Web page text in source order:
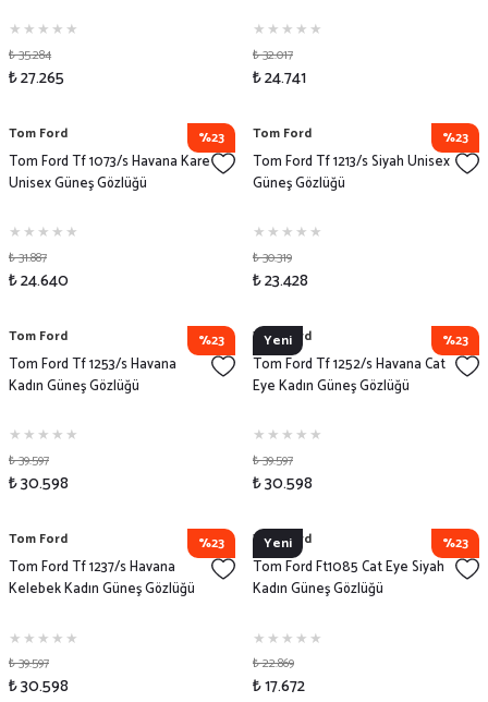
₺ 35.284
₺ 27.265
₺ 32.017
₺ 24.741
%23
Tom Ford
Tom Ford Tf 1073/s Havana Kare
Unisex Güneş Gözlüğü
₺ 31.887
₺ 24.640
%23
Tom Ford
Tom Ford Tf 1213/s Siyah Unisex
Güneş Gözlüğü
₺ 30.319
₺ 23.428
%23
Tom Ford
Tom Ford Tf 1253/s Havana
Kadın Güneş Gözlüğü
₺ 39.597
₺ 30.598
Yeni %23
Tom Ford
Tom Ford Tf 1252/s Havana Cat
Eye Kadın Güneş Gözlüğü
₺ 39.597
₺ 30.598
%23
Tom Ford
Tom Ford Tf 1237/s Havana
Kelebek Kadın Güneş Gözlüğü
₺ 39.597
₺ 30.598
Yeni %23
Tom Ford
Tom Ford Ft1085 Cat Eye Siyah
Kadın Güneş Gözlüğü
₺ 22.869
₺ 17.672